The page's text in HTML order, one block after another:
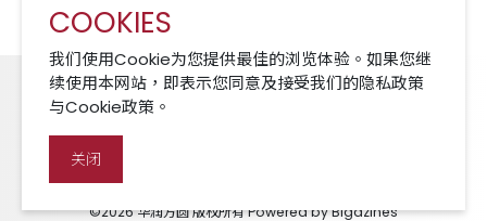
COOKIES
我们使用Cookie为您提供最佳的浏览体验。如果您继
续使用本网站，即表示您同意及接受我们的隐私政策
与Cookie政策。
关闭
华润现代服务成员公司 A Member of CRCS
Cookies 政策
免责声明
©2026 华润方圆 版权所有 Powered by Bigazines